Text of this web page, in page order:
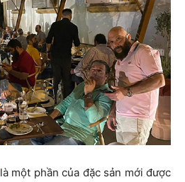
là một phần của đặc sản mới được